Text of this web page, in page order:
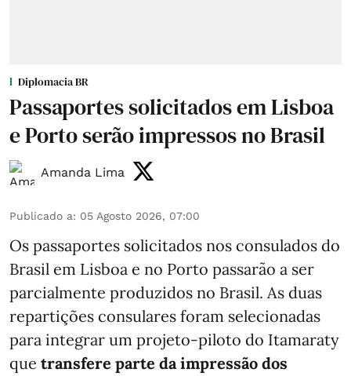
Diplomacia BR
Passaportes solicitados em Lisboa
e Porto serão impressos no Brasil
Amanda Lima
Publicado a: 05 Agosto 2026, 07:00
Os passaportes solicitados nos consulados do
Brasil em Lisboa e no Porto passarão a ser
parcialmente produzidos no Brasil. As duas
repartições consulares foram selecionadas
para integrar um projeto-piloto do Itamaraty
que transfere parte da impressão dos